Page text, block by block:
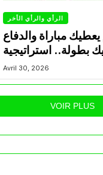
الرأي والرأي الأخر
يعطيك مباراة والدفاع
بطولة.. استراتيجية
الاتحاد العاصمي
آخر السنوات
Avril 30, 2026
VOIR PLUS